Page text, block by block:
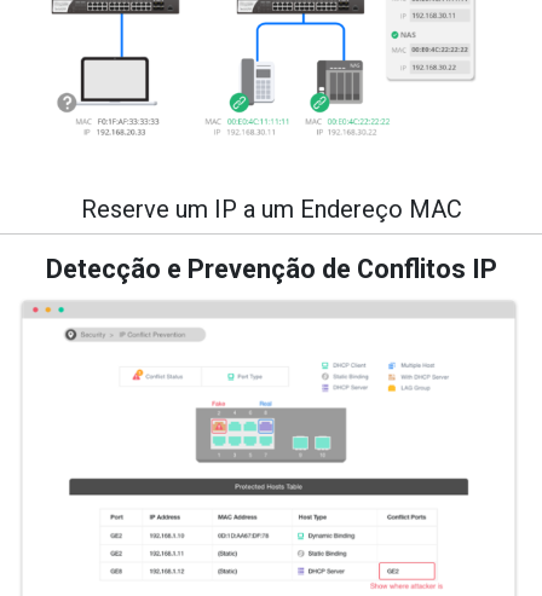
Reserve um IP a um Endereço MAC
Detecção e Prevenção de Conflitos IP